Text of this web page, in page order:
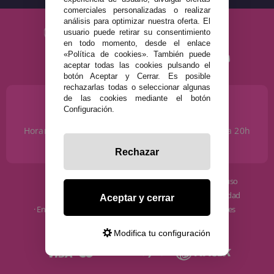
¿NECESITAS AYUDA?
Horario de Lunes a Sábados de 10 a 14h y de 17 a 20h
info@disfracestuyyo.com
· Quiénes somos
· Envíos y Devoluciones
· Condiciones de uso
· Política de privacidad
· Política de cookies
comerciales personalizadas o realizar
análisis para optimizar nuestra oferta. El
usuario puede retirar su consentimiento
en todo momento, desde el enlace
«Política de cookies». También puede
aceptar todas las cookies pulsando el
botón Aceptar y Cerrar. Es posible
rechazarlas todas o seleccionar algunas
de las cookies mediante el botón
Configuración.
Rechazar
Aceptar y cerrar
Modifica tu configuración